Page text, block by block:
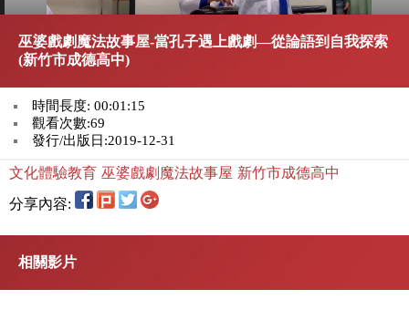
巫婆戲劇魔法故事屋-當孔子遇上戲劇—從論語到自我探索
(新竹市成德高中)
時間長度: 00:01:15
觀看次數:69
發行/出版日:2019-12-31
文化體驗教育 巫婆戲劇魔法故事屋 新竹市成德高中
分享內容:
相關影片